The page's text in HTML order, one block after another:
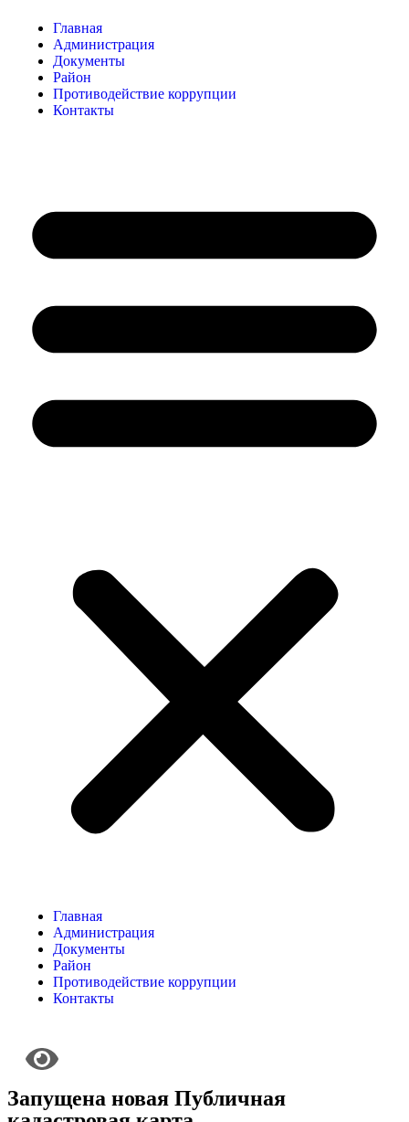
Главная
Администрация
Документы
Район
Противодействие коррупции
Контакты
Главная
Администрация
Документы
Район
Противодействие коррупции
Контакты
Запущена новая Публичная